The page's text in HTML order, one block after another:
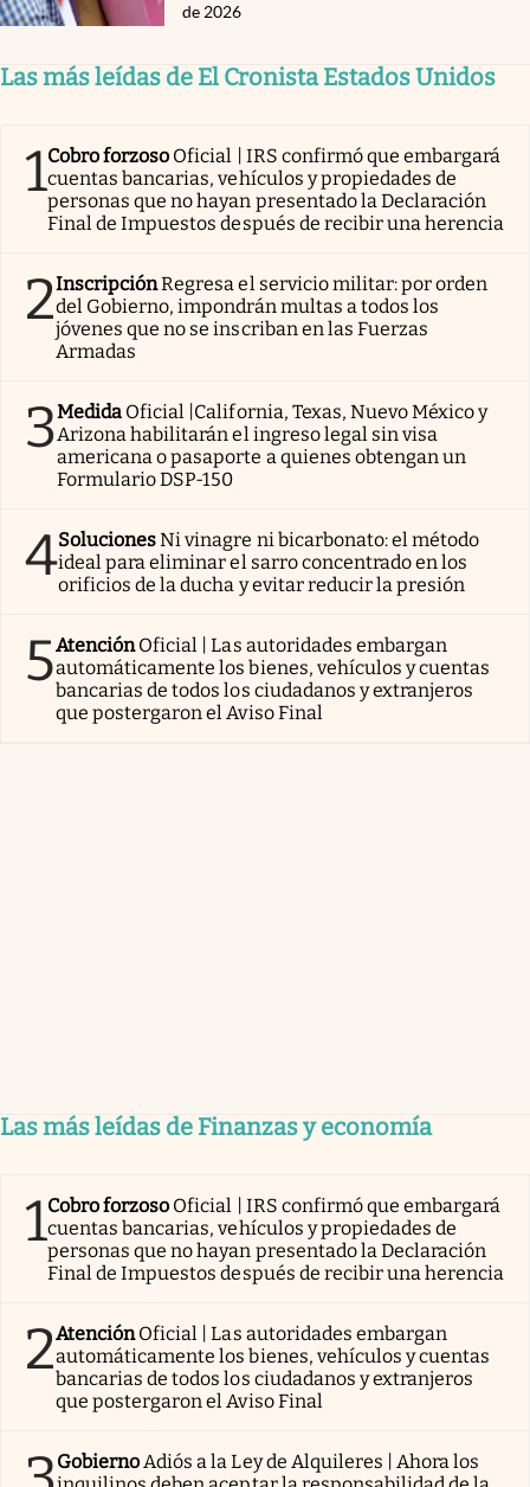
de 2026
Las más leídas de El Cronista Estados Unidos
1Cobro forzoso Oficial | IRS confirmó que embargará
cuentas bancarias, vehículos y propiedades de
personas que no hayan presentado la Declaración
Final de Impuestos después de recibir una herencia
2InscripciónRegresa el servicio militar: por orden
del Gobierno, impondrán multas a todos los
jóvenes que no se inscriban en las Fuerzas
Armadas
3Medida Oficial |California, Texas, Nuevo México y
Arizona habilitarán el ingreso legal sin visa
americana o pasaporte a quienes obtengan un
Formulario DSP-150
4SolucionesNi vinagre ni bicarbonato: el método
ideal para eliminar el sarro concentrado en los
orificios de la ducha y evitar reducir la presión
5AtenciónOficial | Las autoridades embargan
automáticamente los bienes, vehículos y cuentas
bancarias de todos los ciudadanos y extranjeros
que postergaron el Aviso Final
Las más leídas de Finanzas y economía
1Cobro forzoso Oficial | IRS confirmó que embargará
cuentas bancarias, vehículos y propiedades de
personas que no hayan presentado la Declaración
Final de Impuestos después de recibir una herencia
2AtenciónOficial | Las autoridades embargan
automáticamente los bienes, vehículos y cuentas
bancarias de todos los ciudadanos y extranjeros
que postergaron el Aviso Final
GobiernoAdiós a la Ley de Alquileres | Ahora los